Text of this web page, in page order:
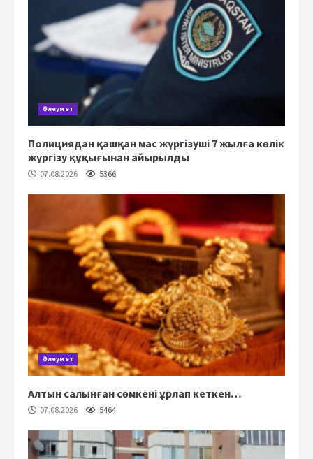
Әлеумет
Полициядан қашқан мас жүргізуші 7 жылға көлік
жүргізу құқығынан айырылды
07.08.2026 5366
Әлеумет
Алтын салынған сөмкені ұрлап кеткен…
07.08.2026 5464